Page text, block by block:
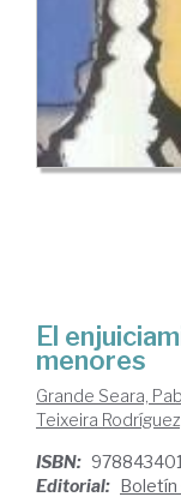
El
menores
Grande Seara,
Teixeira
ISBN:
Editorial: Boletín